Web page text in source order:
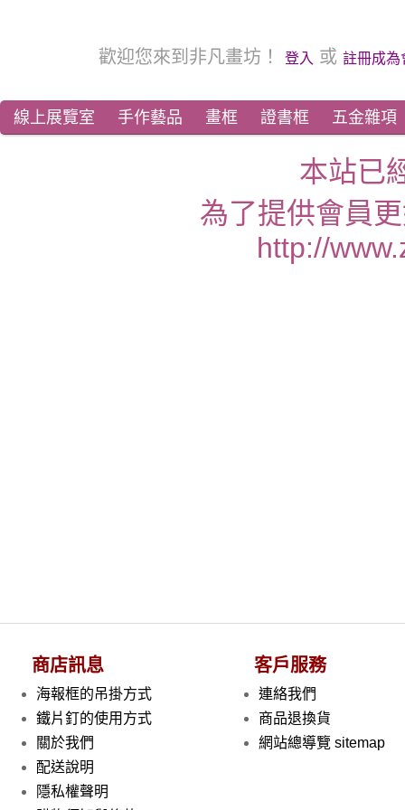
歡迎您來到非凡畫坊！ 登入 或 註冊成為
線上展覽室 手作藝品 畫框 證書框 五金雜項
本站已
為了提供會員
http://
商店訊息
海報框的吊掛方式
鐵片釘的使用方式
關於我們
配送說明
隱私權聲明
客戶服務
連絡我們
商品退換貨
網站總導覽 sitemap